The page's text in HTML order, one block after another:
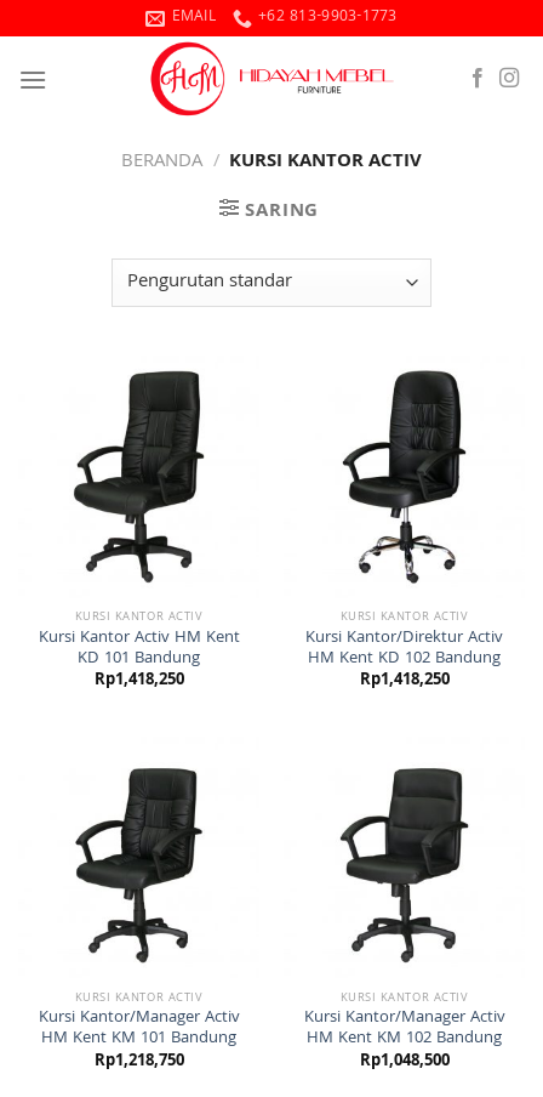
to
content
EMAIL +62 813-9903-1773
BERANDA / KURSI KANTOR ACTIV
SARING
KURSI KANTOR ACTIV
Kursi Kantor Activ HM Kent
KD 101 Bandung
Rp1,418,250
KURSI KANTOR ACTIV
Kursi Kantor/Direktur Activ
HM Kent KD 102 Bandung
Rp1,418,250
KURSI KANTOR ACTIV
Kursi Kantor/Manager Activ
HM Kent KM 101 Bandung
Rp1,218,750
KURSI KANTOR ACTIV
Kursi Kantor/Manager Activ
HM Kent KM 102 Bandung
Rp1,048,500